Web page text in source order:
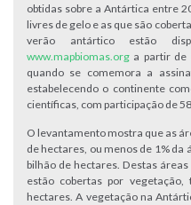
obtidas sobre a Antártica entre
livres de gelo e as que são
verão antártico estão
www.mapbiomas.org a partir de
quando se comemora a
estabelecendo o continente
científicas, com participação de
O levantamento mostra que as
de hectares, ou menos de 1%
bilhão de hectares. Destas
estão cobertas por
hectares. A vegetação na